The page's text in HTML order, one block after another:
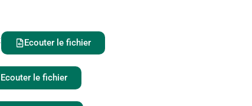
Ecouter le fichier
Ecouter le fichier